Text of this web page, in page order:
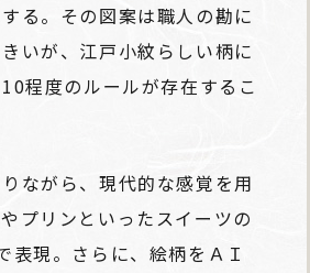
る。その図案は職人の勘に
いが、江戸小紋らしい柄に
程度のルールが存在するこ
ながら、現代的な感覚を用
プリンといったスイーツの
表現。さらに、絵柄をＡＩ